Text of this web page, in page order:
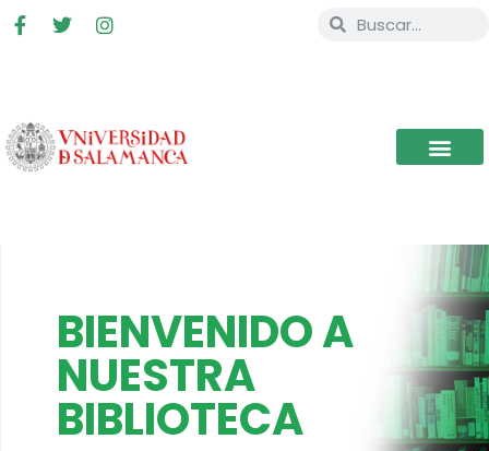
BIENVENIDO A
NUESTRA
BIBLIOTECA